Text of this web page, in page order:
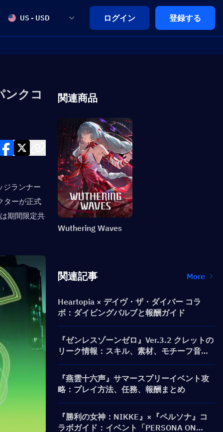
US - USD ログイン 登録する
ンクコ
ジランナー
ターが正式
期間限定共
関連商品
Wuthering Waves
関連記事 More
Heartopia × デイヴ・ザ・ダイバー コラ
ボ：ダイビングバルブと報酬ガイド
『ゼンレスゾーンゼロ』Ver.3.2 クレットの
リーク情報：スキル、素材、モチーフ音動
機、心象映画
『燕雲十六声』サマースプリーイベント攻
略：プレイ方法、任務、報酬まとめ
『勝利の女神：NIKKE』×『ペルソナ』コ
ラボガイド：イベント「PERSONA ON